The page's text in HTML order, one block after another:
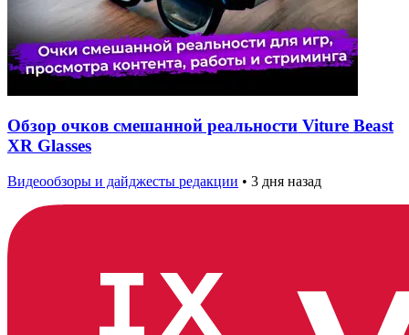
Обзор очков смешанной реальности Viture Beast
XR Glasses
Видеообзоры и дайджесты редакции • 3 дня назад